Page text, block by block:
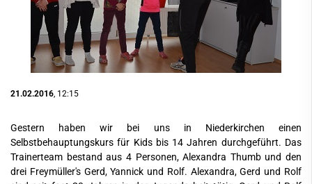
21.02.2016, 12:15
Gestern haben wir bei uns in Niederkirchen einen
Selbstbehauptungskurs für Kids bis 14 Jahren durchgeführt. Das
Trainerteam bestand aus 4 Personen, Alexandra Thumb und den
drei Freymüller's Gerd, Yannick und Rolf. Alexandra, Gerd und Rolf